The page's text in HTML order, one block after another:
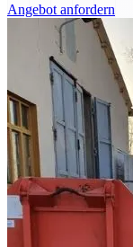
Angebot anfordern